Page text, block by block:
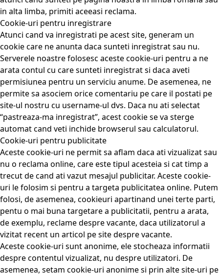
in alta limba, primiti aceeasi reclama.
Cookie-uri pentru inregistrare
Atunci cand va inregistrati pe acest site, generam un
cookie care ne anunta daca sunteti inregistrat sau nu.
Serverele noastre folosesc aceste cookie-uri pentru a ne
arata contul cu care sunteti inregistrat si daca aveti
permisiunea pentru un serviciu anume. De asemenea, ne
permite sa asociem orice comentariu pe care il postati pe
site-ul nostru cu username-ul dvs. Daca nu ati selectat
“pastreaza-ma inregistrat”, acest cookie se va sterge
automat cand veti inchide browserul sau calculatorul.
Cookie-uri pentru publicitate
Aceste cookie-uri ne permit sa aflam daca ati vizualizat sau
nu o reclama online, care este tipul acesteia si cat timp a
trecut de cand ati vazut mesajul publicitar. Aceste cookie-
uri le folosim si pentru a targeta publicitatea online. Putem
folosi, de asemenea, cookieuri apartinand unei terte parti,
pentu o mai buna targetare a publicitatii, pentru a arata,
de exemplu, reclame despre vacante, daca utilizatorul a
vizitat recent un articol pe site despre vacante.
Aceste cookie-uri sunt anonime, ele stocheaza informatii
despre contentul vizualizat, nu despre utilizatori. De
asemenea, setam cookie-uri anonime si prin alte site-uri pe